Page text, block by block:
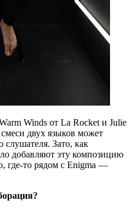
Winds от La Rocket и Julie
двух языков может
слушателя. Зато, как
добавляют эту композицию
где-то рядом с Enigma —